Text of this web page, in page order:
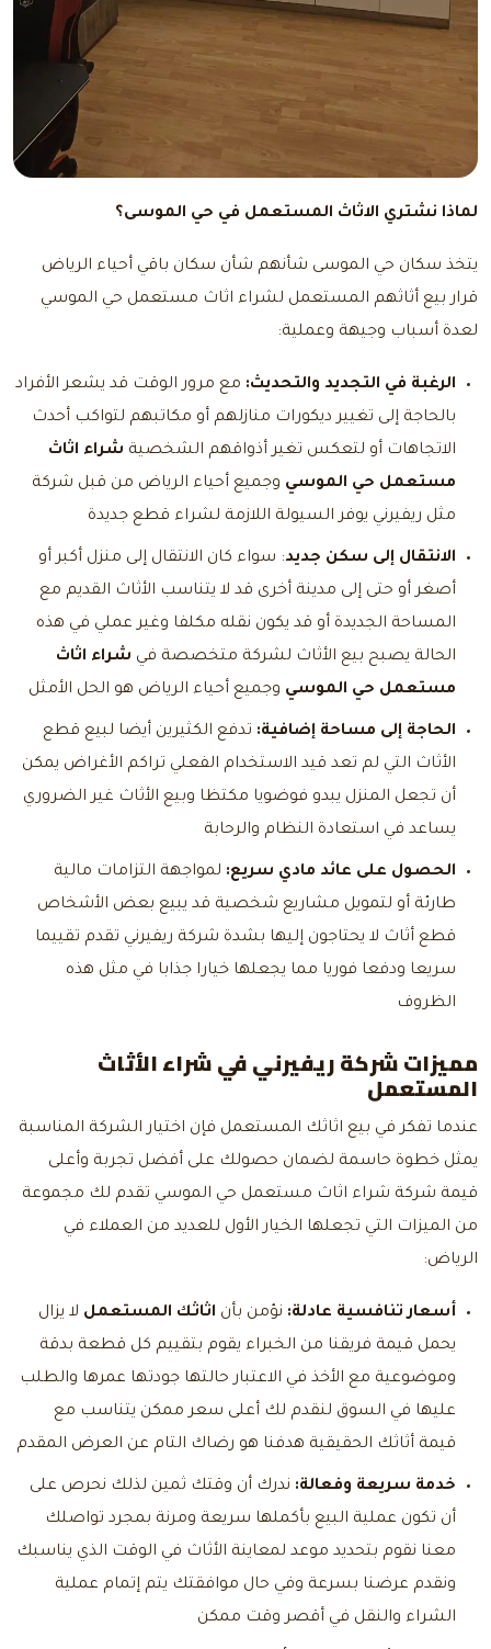
لماذا نشتري الاثاث المستعمل في حي الموسى؟
يتخذ سكان حي الموسى شأنهم شأن سكان باقي أحياء الرياض
قرار بيع أثاثهم المستعمل لشراء اثاث مستعمل حي الموسي
لعدة أسباب وجيهة وعملية:
الرغبة في التجديد والتحديث: مع مرور الوقت قد يشعر الأفراد
بالحاجة إلى تغيير ديكورات منازلهم أو مكاتبهم لتواكب أحدث
الاتجاهات أو لتعكس تغير أذواقهم الشخصية شراء اثاث
مستعمل حي الموسي وجميع أحياء الرياض من قبل شركة
مثل ريفيرني يوفر السيولة اللازمة لشراء قطع جديدة
الانتقال إلى سكن جديد: سواء كان الانتقال إلى منزل أكبر أو
أصغر أو حتى إلى مدينة أخرى قد لا يتناسب الأثاث القديم مع
المساحة الجديدة أو قد يكون نقله مكلفا وغير عملي في هذه
الحالة يصبح بيع الأثاث لشركة متخصصة في شراء اثاث
مستعمل حي الموسي وجميع أحياء الرياض هو الحل الأمثل
الحاجة إلى مساحة إضافية: تدفع الكثيرين أيضا لبيع قطع
الأثاث التي لم تعد قيد الاستخدام الفعلي تراكم الأغراض يمكن
أن تجعل المنزل يبدو فوضويا مكتظا وبيع الأثاث غير الضروري
يساعد في استعادة النظام والرحابة
الحصول على عائد مادي سريع: لمواجهة التزامات مالية
طارئة أو لتمويل مشاريع شخصية قد يبيع بعض الأشخاص
قطع أثاث لا يحتاجون إليها بشدة شركة ريفيرني تقدم تقييما
سريعا ودفعا فوريا مما يجعلها خيارا جذابا في مثل هذه
الظروف
مميزات شركة ريفيرني في شراء الأثاث
المستعمل
عندما تفكر في بيع اثاثك المستعمل فإن اختيار الشركة المناسبة
يمثل خطوة حاسمة لضمان حصولك على أفضل تجربة وأعلى
قيمة شركة شراء اثاث مستعمل حي الموسي تقدم لك مجموعة
من الميزات التي تجعلها الخيار الأول للعديد من العملاء في
الرياض:
أسعار تنافسية عادلة: نؤمن بأن اثاثك المستعمل لا يزال
يحمل قيمة فريقنا من الخبراء يقوم بتقييم كل قطعة بدقة
وموضوعية مع الأخذ في الاعتبار حالتها جودتها عمرها والطلب
عليها في السوق لنقدم لك أعلى سعر ممكن يتناسب مع
قيمة أثاثك الحقيقية هدفنا هو رضاك التام عن العرض المقدم
خدمة سريعة وفعالة: ندرك أن وقتك ثمين لذلك نحرص على
أن تكون عملية البيع بأكملها سريعة ومرنة بمجرد تواصلك
معنا نقوم بتحديد موعد لمعاينة الأثاث في الوقت الذي يناسبك
ونقدم عرضنا بسرعة وفي حال موافقتك يتم إتمام عملية
الشراء والنقل في أقصر وقت ممكن